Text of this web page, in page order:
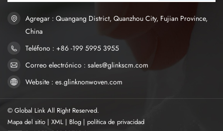
reduzcan la frecuencia de los cambios nocturnos y mejoren la
calidad del sueño del bebé.3. Además, la buena retención de
absorbente. Después de absorber agua, puede mantener la
superficie seca y reducir el fenómeno de la filtración posterior,
asegurando que la piel del bebé permanezca seca y cómoda en
Agregar : Quangang District, Quanzhou City, Fujian Province,
China
Teléfono : +86 -199 5995 3955
Correo electrónico : sales@glinkscm.com
Website : es.glinknonwoven.com
© Global Link All Right Reserved.
Mapa del sitio | XML | Blog | política de privacidad